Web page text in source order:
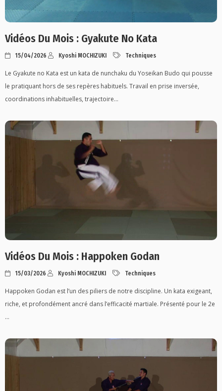
Vidéos Du Mois : Gyakute No Kata
15/04/2026 Kyoshi MOCHIZUKI Techniques
Le Gyakute no Kata est un kata de nunchaku du Yoseikan Budo qui pousse
le pratiquant hors de ses repères habituels. Travail en prise inversée,
coordinations inhabituelles, trajectoire...
Vidéos Du Mois : Happoken Godan
15/03/2026 Kyoshi MOCHIZUKI Techniques
Happoken Godan est l’un des piliers de notre discipline. Un kata exigeant,
riche, et profondément ancré dans l’efficacité martiale. Présenté pour le 2e
...